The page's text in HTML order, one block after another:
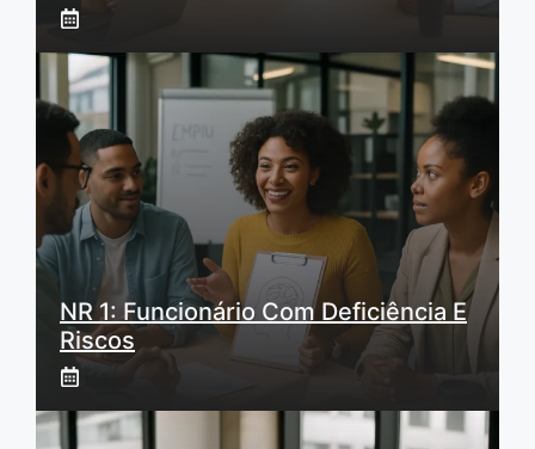
NR 1: Funcionário Com Deficiência E
Riscos